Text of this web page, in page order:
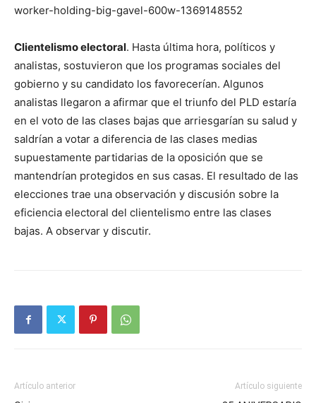
worker-holding-big-gavel-600w-1369148552
Clientelismo electoral. Hasta última hora, políticos y
analistas, sostuvieron que los programas sociales del
gobierno y su candidato los favorecerían. Algunos
analistas llegaron a afirmar que el triunfo del PLD estaría
en el voto de las clases bajas que arriesgarían su salud y
saldrían a votar a diferencia de las clases medias
supuestamente partidarias de la oposición que se
mantendrían protegidos en sus casas. El resultado de las
elecciones trae una observación y discusión sobre la
eficiencia electoral del clientelismo entre las clases
bajas. A observar y discutir.
Artículo anterior Artículo siguiente